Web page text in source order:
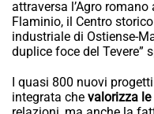
attraversa l’Agro romano
Flaminio, il Centro
industriale di Ostiense-
duplice foce del Tevere”
I quasi 800 nuovi
integrata che valorizza